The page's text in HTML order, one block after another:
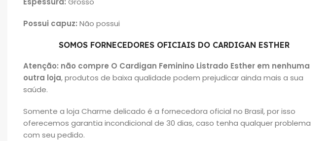
Possui capuz: Não possui
SOMOS FORNECEDORES OFICIAIS DO CARDIGAN ESTHER
Atenção: não compre O Cardigan Feminino Listrado Esther em nenhuma
outra loja, produtos de baixa qualidade podem prejudicar ainda mais a sua
saúde.
Somente a loja Charme delicado é a fornecedora oficial no Brasil, por isso
oferecemos garantia incondicional de 30 dias, caso tenha qualquer problema
com seu pedido.